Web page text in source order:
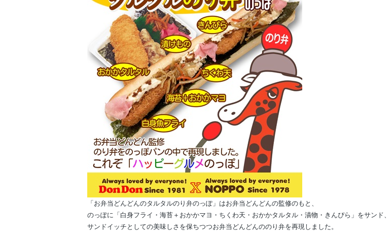
「お弁当どんどんのタルタルのり弁のっぽ」はお弁当どんどんの監修のもと、
のっぽに「白身フライ・海苔＋おかかマヨ・ちくわ天・おかかタルタル・漬物・きんぴら」をサンド、
サンドイッチとしての美味しさを保ちつつお弁当どんどんののり弁を再現しました。